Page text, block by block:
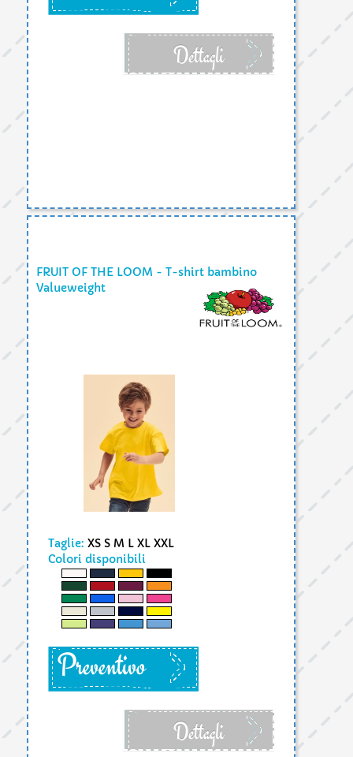
Dettagli
FRUIT OF THE LOOM - T-shirt bambino
Valueweight
Taglie: XS S M L XL XXL
Colori disponibili
Preventivo
Dettagli